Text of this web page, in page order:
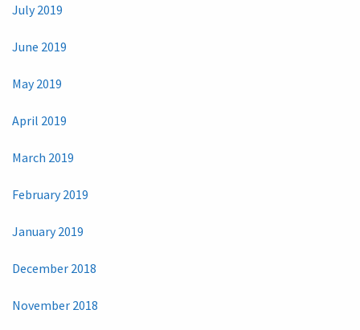
July 2019
June 2019
May 2019
April 2019
March 2019
February 2019
January 2019
December 2018
November 2018